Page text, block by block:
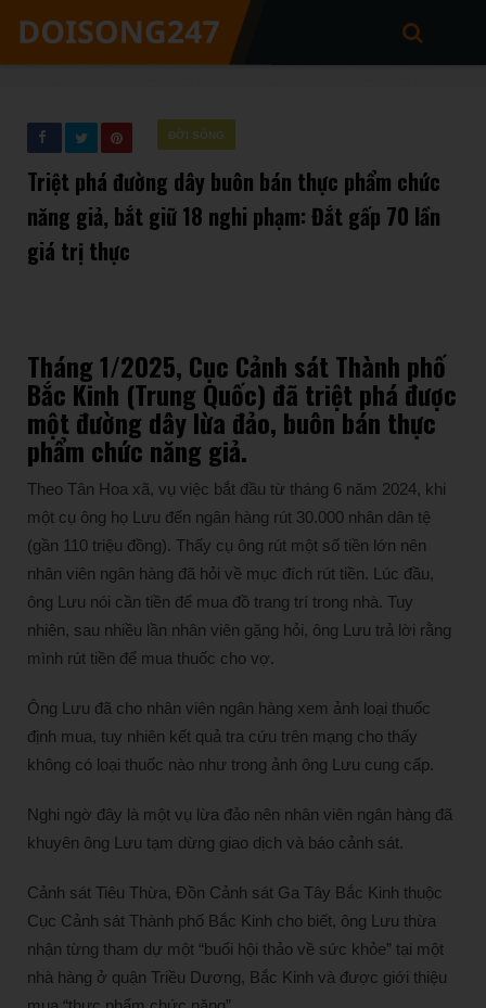
ĐỜI SỐNG
Triệt phá đường dây buôn bán thực phẩm chức
năng giả, bắt giữ 18 nghi phạm: Đắt gấp 70 lần
giá trị thực
Tháng 1/2025, Cục Cảnh sát Thành phố
Bắc Kinh (Trung Quốc) đã triệt phá được
một đường dây lừa đảo, buôn bán thực
phẩm chức năng giả.
Theo Tân Hoa xã, vụ việc bắt đầu từ tháng 6 năm 2024, khi
một cụ ông họ Lưu đến ngân hàng rút 30.000 nhân dân tệ
(gần 110 triệu đồng). Thấy cụ ông rút một số tiền lớn nên
nhân viên ngân hàng đã hỏi về mục đích rút tiền. Lúc đầu,
ông Lưu nói cần tiền để mua đồ trang trí trong nhà. Tuy
nhiên, sau nhiều lần nhân viên gặng hỏi, ông Lưu trả lời rằng
mình rút tiền để mua thuốc cho vợ.
Ông Lưu đã cho nhân viên ngân hàng xem ảnh loại thuốc
định mua, tuy nhiên kết quả tra cứu trên mạng cho thấy
không có loại thuốc nào như trong ảnh ông Lưu cung cấp.
Nghi ngờ đây là một vụ lừa đảo nên nhân viên ngân hàng đã
khuyên ông Lưu tạm dừng giao dịch và báo cảnh sát.
Cảnh sát Tiêu Thừa, Đồn Cảnh sát Ga Tây Bắc Kinh thuộc
Cục Cảnh sát Thành phố Bắc Kinh cho biết, ông Lưu thừa
nhận từng tham dự một “buổi hội thảo về sức khỏe” tại một
nhà hàng ở quận Triều Dương, Bắc Kinh và được giới thiệu